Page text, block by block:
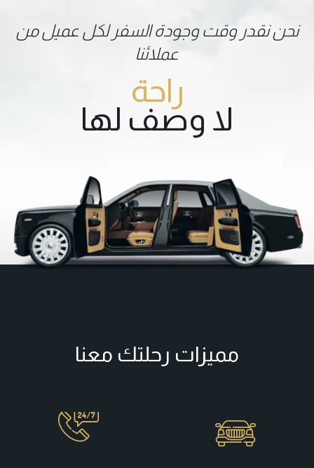
نحن نقدر وقت وجودة السفر لكل عميل من
عملائنا
راحة
لا وصف لها
مميزات رحلتك معنا